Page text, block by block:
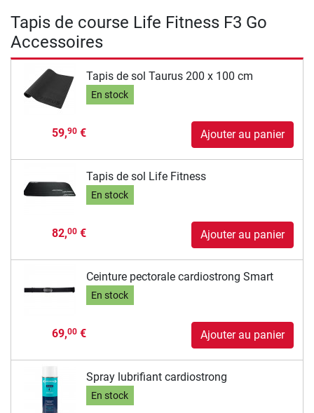
Tapis de course Life Fitness F3 Go
Accessoires
Tapis de sol Taurus 200 x 100 cm
En stock
59,90€ Ajouter au panier
Tapis de sol Life Fitness
En stock
82,00€ Ajouter au panier
Ceinture pectorale cardiostrong Smart
En stock
69,00€ Ajouter au panier
Spray lubrifiant cardiostrong
En stock